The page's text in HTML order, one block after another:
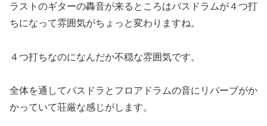
ラストのギターの轟音が来るところはバスドラムが４つ打
ちになって雰囲気がちょっと変わりますね。
４つ打ちなのになんだか不穏な雰囲気です。
全体を通してバスドラとフロアドラムの音にリバーブがか
かっていて荘厳な感じがします。